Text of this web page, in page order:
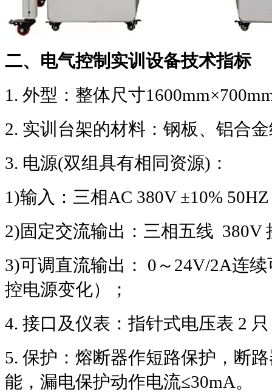
二、电气控制实训设备技术指标
1. 外型：整体尺寸
2. 实训台架的材料：钢板、铝合
3. 电源(双组具有相同资源) ：
1)输入：三相AC 380V ±10%
2)固定交流输出：三相五线 380V
3)可调直流输出： 0 ～ 24V/2A连续
控电源变化）；
4. 接口及仪表：指针式电压表 2
5. 保护：熔断器作短路保护，断
能，漏电保护动作电流≤30mA。